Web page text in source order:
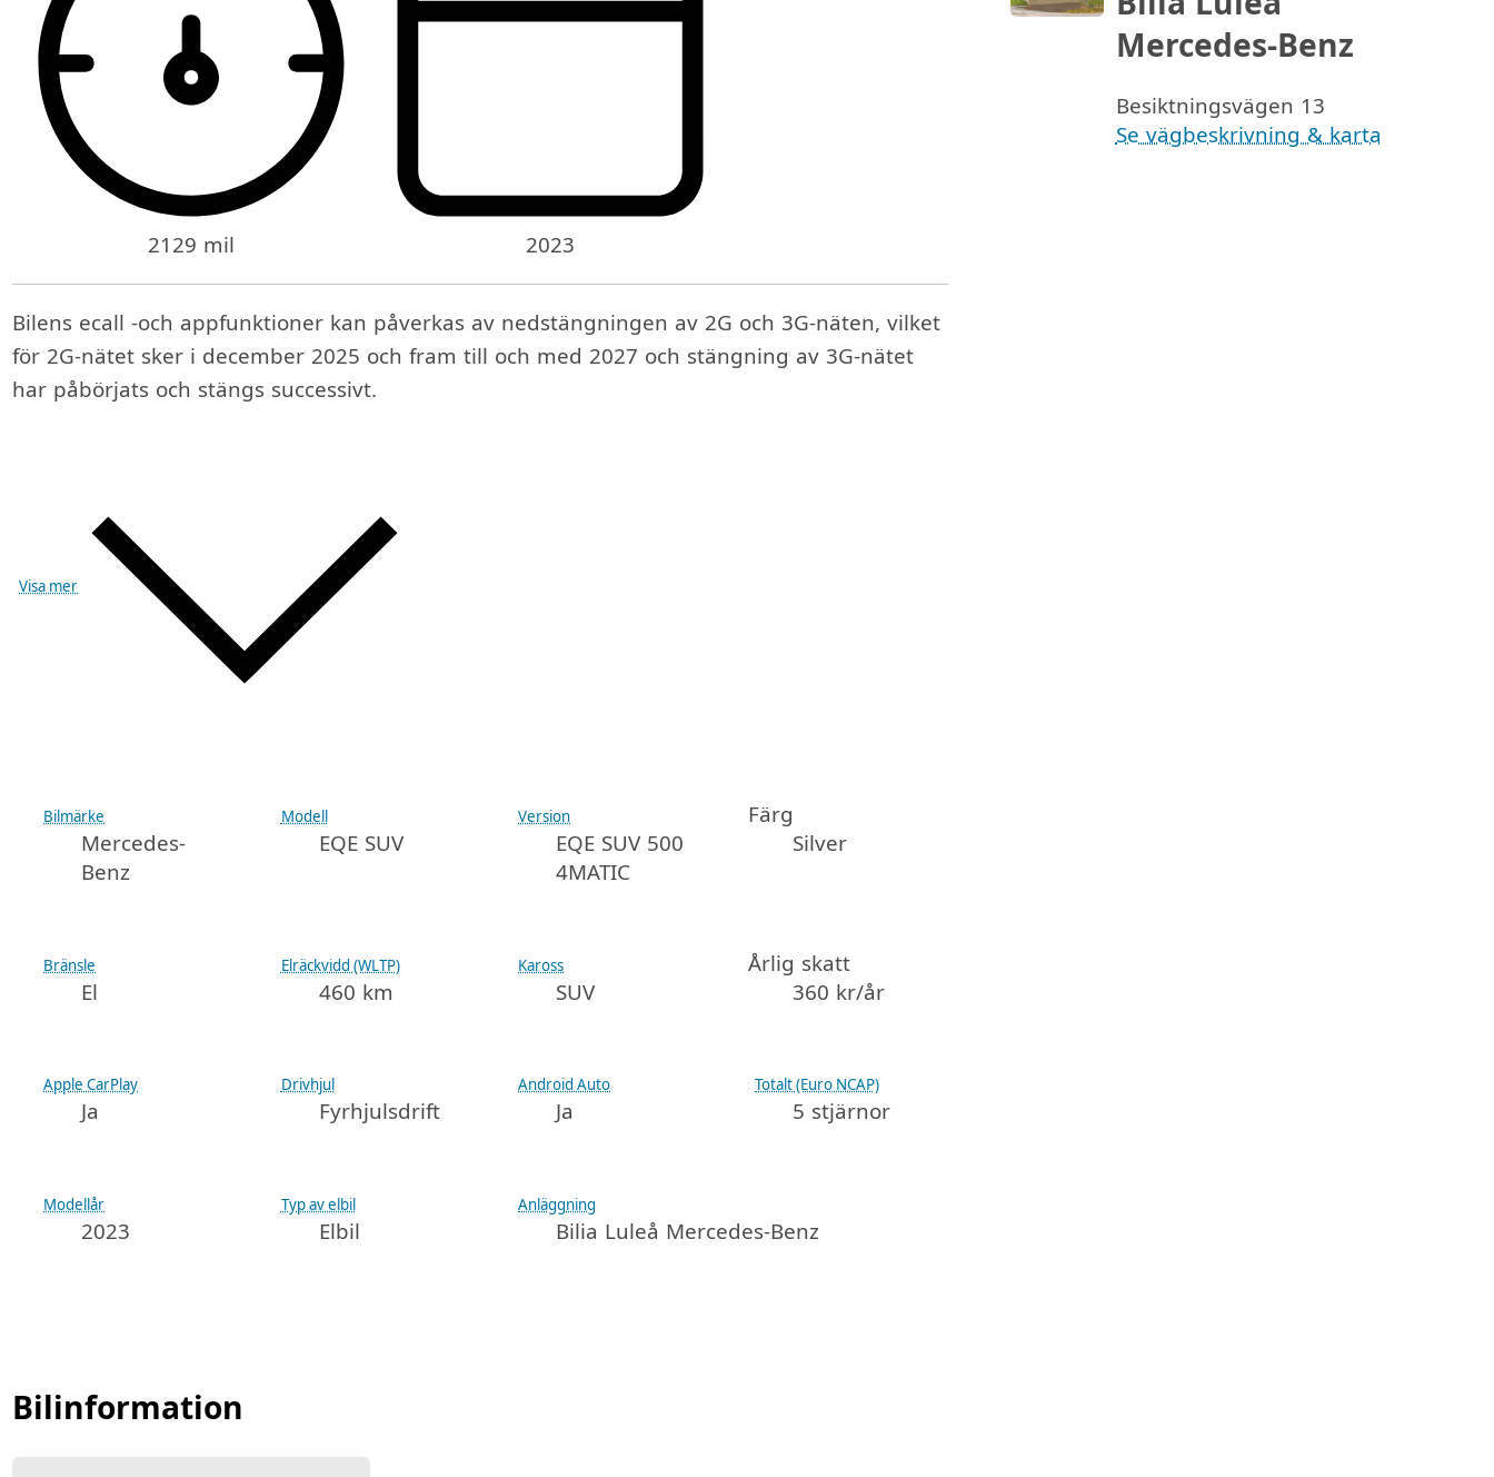
Mercedes-Benz
Besiktningsvägen 13
Se vägbeskrivning & karta
2129 mil 2023
Bilens ecall -och appfunktioner kan påverkas av nedstängningen av 2G och 3G-näten, vilket
för 2G-nätet sker i december 2025 och fram till och med 2027 och stängning av 3G-nätet
har påbörjats och stängs successivt.
Visa mer
Bilmärke
Mercedes-
Benz
Modell
EQE SUV
Version
EQE SUV 500
4MATIC
Färg
Silver
Bränsle
El
Elräckvidd (WLTP)
460 km
Kaross
SUV
Årlig skatt
360 kr/år
Apple CarPlay
Ja
Drivhjul
Fyrhjulsdrift
Android Auto
Ja
Totalt (Euro NCAP)
5 stjärnor
Modellår
2023
Typ av elbil
Elbil
Anläggning
Bilia Luleå Mercedes-Benz
Bilinformation